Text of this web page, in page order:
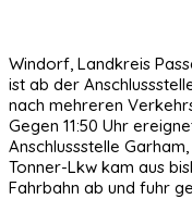
Windorf, Landkreis
ist ab der
nach mehreren
Gegen 11:50 Uhr
Anschlussstelle
Tonner-Lkw kam aus
Fahrbahn ab und fuhr